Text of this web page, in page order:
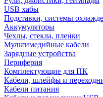
USB хабы
Подставки, системы
Аккумуляторы
Чехлы, стекла, пленки
Мультимедийные кабели
Зарядные устройства
Периферия
Комплектующие для ПК
Кабели, шлейфы и
Кабели питания